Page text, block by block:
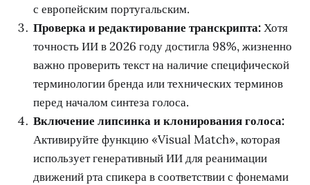
с европейским португальским.
Проверка и редактирование транскрипта:Хотя
точность ИИ в 2026 году достигла 98%, жизненно
важно проверить текст на наличие специфической
терминологии бренда или технических терминов
перед началом синтеза голоса.
Включение липсинка и клонирования голоса:
Активируйте функцию «Visual Match», которая
использует генеративный ИИ для реанимации
движений рта спикера в соответствии с фонемами